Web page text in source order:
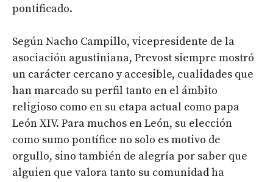
pontificado.
Según Nacho Campillo, vicepresidente de la
asociación agustiniana, Prevost siempre mostró
un carácter cercano y accesible, cualidades que
han marcado su perfil tanto en el ámbito
religioso como en su etapa actual como papa
León XIV. Para muchos en León, su elección
como sumo pontífice no solo es motivo de
orgullo, sino también de alegría por saber que
alguien que valora tanto su comunidad ha